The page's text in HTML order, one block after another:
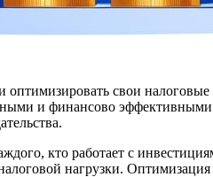
свои налоговые
и финансово эффективными.
кто работает с
нагрузки.